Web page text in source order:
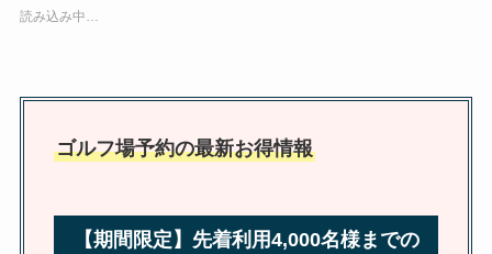
読み込み中…
ゴルフ場予約の最新お得情報
【期間限定】先着利用4,000名様までの